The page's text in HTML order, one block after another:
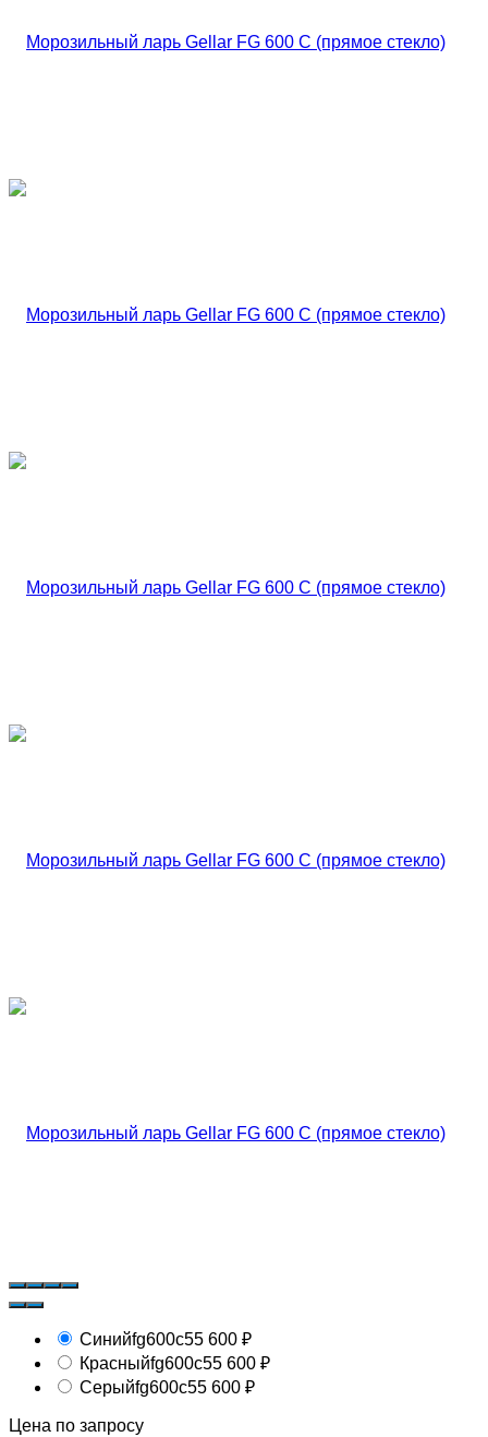
Синийfg600c55 600 ₽
Красныйfg600c55 600 ₽
Серыйfg600c55 600 ₽
Цена по запросу